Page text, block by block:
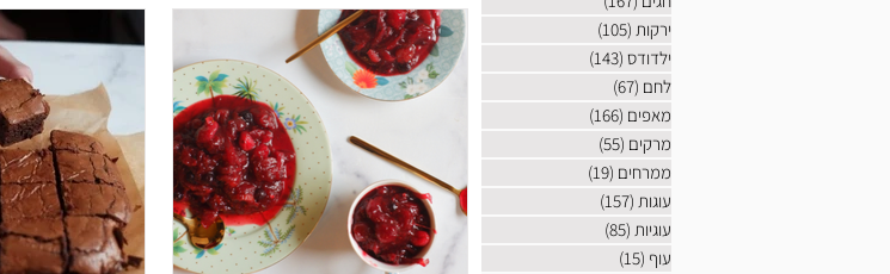
ירקות (105)
ילדודס (143)
לחם (67)
מאפים (166)
מרקים (55)
ממרחים (19)
עוגות (157)
עוגיות (85)
עוף (15)